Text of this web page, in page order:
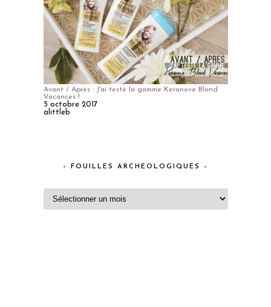
Avant / Après : J'ai testé la gamme Keranove Blond
Vacances !
5 octobre 2017
alittleb
– FOUILLES ARCHEOLOGIQUES –